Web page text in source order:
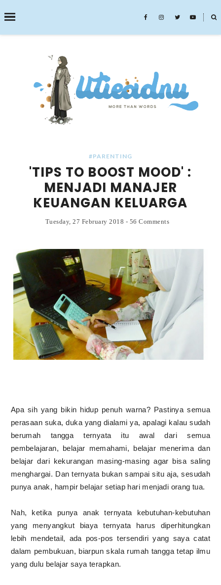
˟
SEARCH THIS BLOG
#PARENTING
'TIPS TO BOOST MOOD' :
MENJADI MANAJER
KEUANGAN KELUARGA
Tuesday, 27 February 2018 - 56 Comments
Apa sih yang bikin hidup penuh warna? Pastinya semua
perasaan suka, duka yang dialami ya, apalagi kalau sudah
berumah tangga ternyata itu awal dari semua
pembelajaran, belajar memahami, belajar menerima dan
belajar dari kekurangan masing-masing agar bisa saling
menghargai. Dan ternyata bukan sampai situ aja, sesudah
punya anak, hampir belajar setiap hari menjadi orang tua.
Nah, ketika punya anak ternyata kebutuhan-kebutuhan
yang menyangkut biaya ternyata harus diperhitungkan
lebih mendetail, ada pos-pos tersendiri yang saya catat
dalam pembukuan, biarpun skala rumah tangga tetap ilmu
yang dulu belajar saya terapkan.